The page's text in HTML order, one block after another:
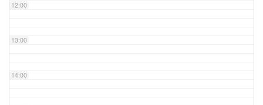
12:00
13:00
14:00